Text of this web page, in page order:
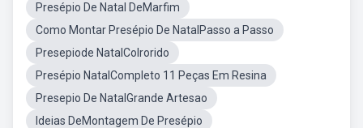
Presépio De Natal DeMarfim
Como Montar Presépio De NatalPasso a Passo
Presepiode NatalColrorido
Presépio NatalCompleto 11 Peças Em Resina
Presepio De NatalGrande Artesao
Ideias DeMontagem De Presépio